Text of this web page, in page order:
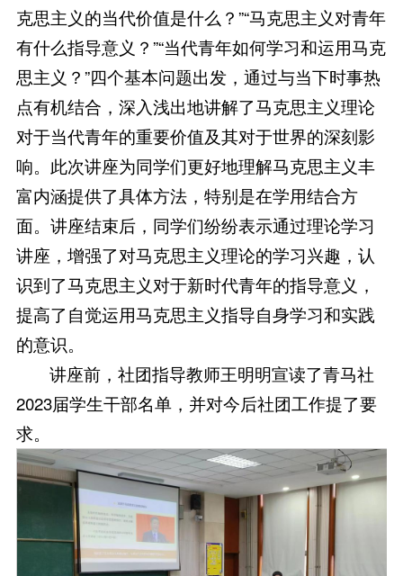
克思主义的当代价值是什么？”“马克思主义对青年
有什么指导意义？”“当代青年如何学习和运用马克
思主义？”四个基本问题出发，通过与当下时事热
点有机结合，深入浅出地讲解了马克思主义理论
对于当代青年的重要价值及其对于世界的深刻影
响。此次讲座为同学们更好地理解马克思主义丰
富内涵提供了具体方法，特别是在学用结合方
面。讲座结束后，同学们纷纷表示通过理论学习
讲座，增强了对马克思主义理论的学习兴趣，认
识到了马克思主义对于新时代青年的指导意义，
提高了自觉运用马克思主义指导自身学习和实践
的意识。
讲座前，社团指导教师王明明宣读了青马社
2023届学生干部名单，并对今后社团工作提了要
求。